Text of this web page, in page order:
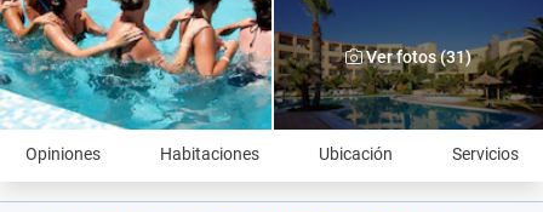
Ver fotos (31)
Opiniones Habitaciones Ubicación Servicios